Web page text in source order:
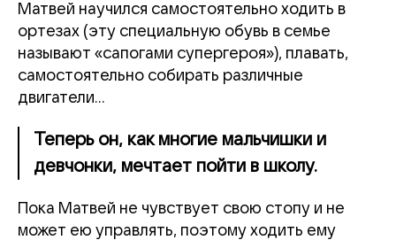
Матвей научился самостоятельно ходить в
ортезах (эту специальную обувь в семье
называют «сапогами супергероя»), плавать,
самостоятельно собирать различные
двигатели…
Теперь он, как многие мальчишки и
девчонки, мечтает пойти в школу.
Пока Матвей не чувствует свою стопу и не
может ею управлять, поэтому ходить ему